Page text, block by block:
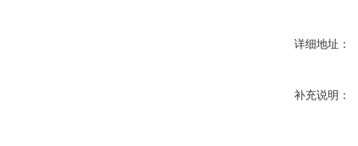
详细地址：
补充说明：